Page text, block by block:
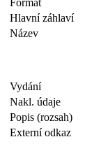
Formát
Hlavní záhlaví
Název
Vydání
Nakl. údaje
Popis (rozsah)
Externí odkaz